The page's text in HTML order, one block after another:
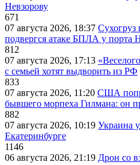
Невзорову
671
07 августа 2026, 18:37 Сухогруз
подвергся атаке БПЛА у порта
812
07 августа 2026, 17:13
с семьей хотят выдворить из РФ
833
07 августа 2026, 11:20 США
бывшего морпеха Гилмана: он
882
07 августа 2026, 10:19 Украина
Екатеринбурге
1146
06 августа 2026, 21:19 Дрон со